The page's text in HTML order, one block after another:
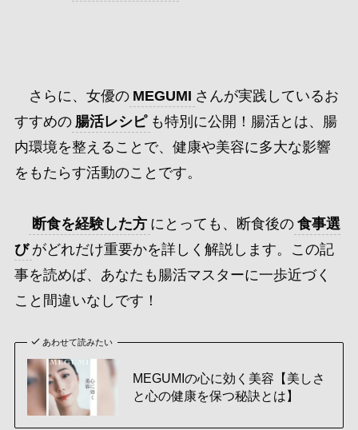
さらに、女優の MEGUMI さんが実践しているお
すすめの 腸活レシピ も特別に公開！腸活とは、腸
内環境を整えることで、健康や美容に多大な影響
をもたらす活動のことです。
断食を経験した方 にとっても、断食後の 食事選
び がどれだけ重要かを詳しく解説します。この記
事を読めば、あなたも腸活マスターに一歩近づく
こと間違いなしです！
あわせて読みたい
MEGUMIの心に効く美容【美しさ
と心の健康を保つ秘訣とは】